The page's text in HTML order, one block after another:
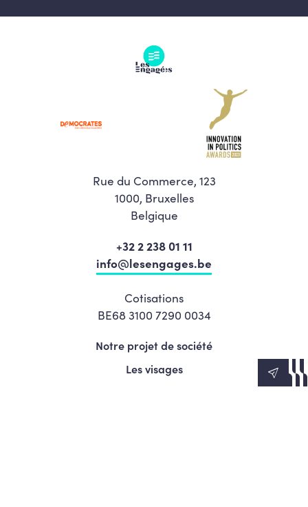
Rue du Commerce, 123
1000, Bruxelles
Belgique
+32 2 238 01 11
info@lesengages.be
Cotisations
BE68 3100 7290 0034
Notre projet de société
Les visages